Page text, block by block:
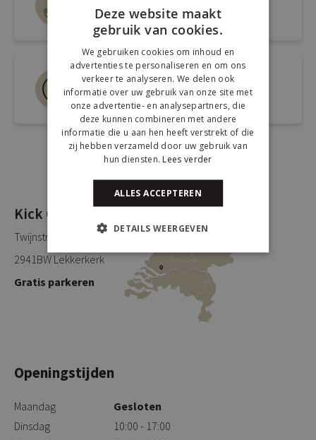
Open link naar Google Maps
Bel ons 0180-660999
Spreek een medewerker
Kick Collection
Twijnstraweg 2
2941BW Lekkerkerk
Gratis parkeren
Openingstijden
Maandag
Gesloten
Dinsdag
10:00 - 17:00
Deze website maakt
gebruik van cookies.
We gebruiken cookies om inhoud en
advertenties te personaliseren en om ons
verkeer te analyseren. We delen ook
informatie over uw gebruik van onze site met
onze advertentie- en analysepartners, die
deze kunnen combineren met andere
informatie die u aan hen heeft verstrekt of die
zij hebben verzameld door uw gebruik van
hun diensten. Lees verder
ALLES ACCEPTEREN
DETAILS WEERGEVEN